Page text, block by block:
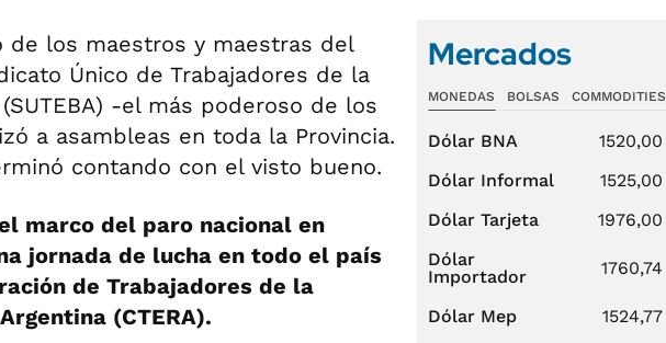
los maestros y maestras del
Único de Trabajadores de la
-el más poderoso de los
a asambleas en toda la Provincia.
contando con el visto bueno.
marco del paro nacional en
jornada de lucha en todo el país
de Trabajadores de la
(CTERA).
Mercados
MONEDAS BOLSAS COMMODITIES
Dólar BNA 1520,00
Dólar Informal
1525,00
Dólar Tarjeta
1976,00
Dólar
Importador
1760,74
Dólar Mep 1524,77